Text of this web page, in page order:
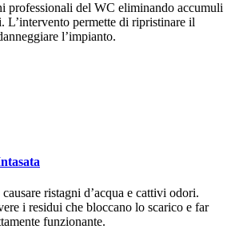
professionali del WC eliminando accumuli
L’intervento permette di ripristinare il
l’impianto.
ristagni d’acqua e cattivi odori.
i residui che bloccano lo scarico e far
funzionante.